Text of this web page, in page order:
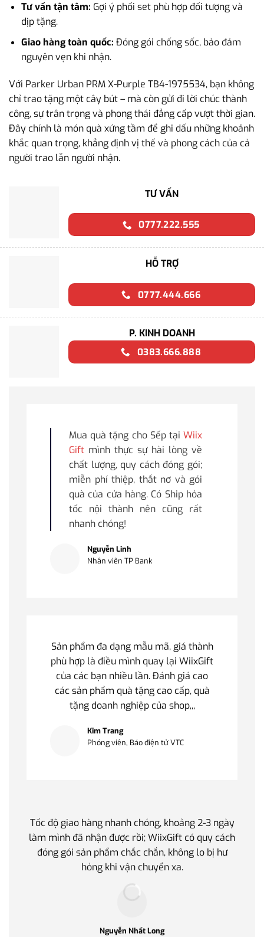
Tư vấn tận tâm: Gợi ý phối set phù hợp đối tượng và
dịp tặng.
Giao hàng toàn quốc: Đóng gói chống sốc, bảo đảm
nguyên vẹn khi nhận.
Với Parker Urban PRM X-Purple TB4-1975534, bạn không
chỉ trao tặng một cây bút – mà còn gửi đi lời chúc thành
công, sự trân trọng và phong thái đẳng cấp vượt thời gian.
Đây chính là món quà xứng tầm để ghi dấu những khoảnh
khắc quan trọng, khẳng định vị thế và phong cách của cả
người trao lẫn người nhận.
TƯ VẤN
0777.222.555
HỖ TRỢ
0777.444.666
P. KINH DOANH
0383.666.888
Mua quà tặng cho Sếp tại Wiix
Gift mình thực sự hài lòng về
chất lượng, quy cách đóng gói;
miễn phí thiệp, thắt nơ và gói
quà của cửa hàng. Có Ship hỏa
tốc nội thành nên cũng rất
nhanh chóng!
Nguyễn Linh
Nhân viên TP Bank
Sản phẩm đa dạng mẫu mã, giá thành
phù hợp là điều mình quay lại WiixGift
của các bạn nhiều lần. Đánh giá cao
các sản phẩm quà tặng cao cấp, quà
tặng doanh nghiệp của shop,,,
Kim Trang
Phóng viên, Báo điện tử VTC
Tốc độ giao hàng nhanh chóng, khoảng 2-3 ngày
làm mình đã nhận được rồi; WiixGift có quy cách
đóng gói sản phẩm chắc chắn, không lo bị hư
hỏng khi vận chuyển xa.
Nguyễn Nhất Long